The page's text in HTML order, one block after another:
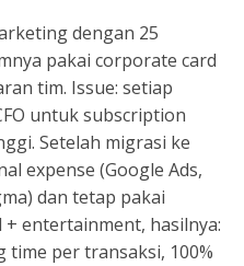
dengan 25
pakai corporate card
tim. Issue: setiap
untuk subscription
Setelah migrasi ke
expense (Google Ads,
dan tetap pakai
entertainment, hasilnya:
time per transaksi, 100%